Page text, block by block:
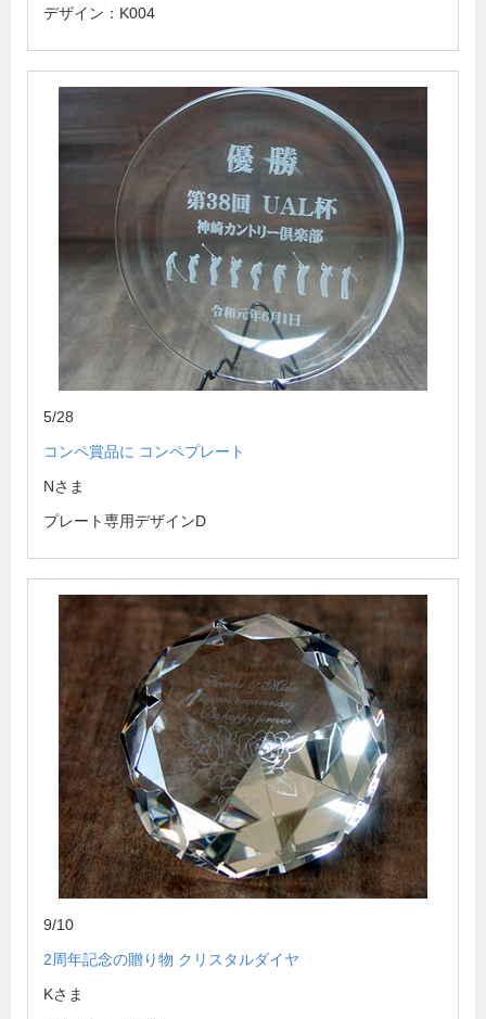
デザイン：K004
5/28
コンペ賞品に コンペプレート
Nさま
プレート専用デザインD
9/10
2周年記念の贈り物 クリスタルダイヤ
Kさま